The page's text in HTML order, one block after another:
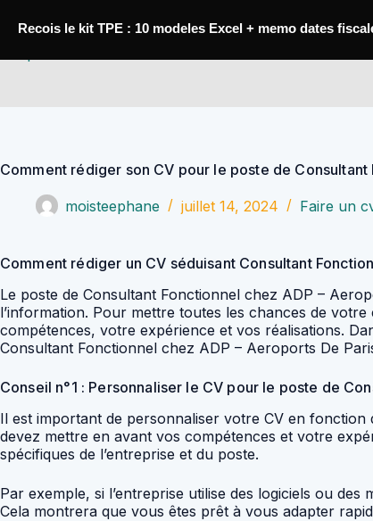
Comment rédiger son CV pour le poste de
moisteephane juillet 14, 2024 Faire un
Comment rédiger un CV séduisant Consultant
Le poste de Consultant Fonctionnel chez ADP –
l’information. Pour mettre toutes les chances de
compétences, votre expérience et vos réalisations.
Consultant Fonctionnel chez ADP – Aeroports De
Conseil n°1 : Personnaliser le CV pour le poste de
Il est important de personnaliser votre CV en
devez mettre en avant vos compétences et votre
spécifiques de l’entreprise et du poste.
Par exemple, si l’entreprise utilise des logiciels ou
Cela montrera que vous êtes prêt à vous adapter
Recois le kit TPE : 10 modeles Excel + memo dates